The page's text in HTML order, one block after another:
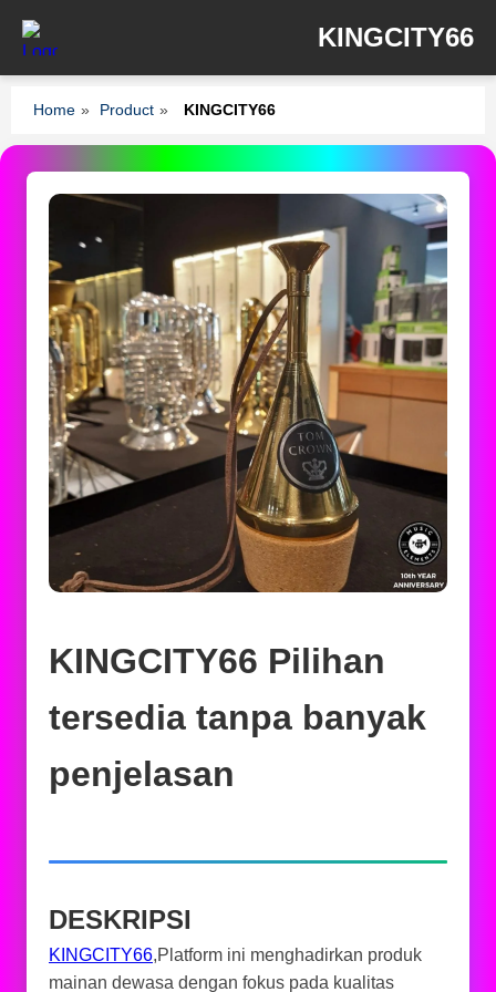
KINGCITY66
Home » Product » KINGCITY66
KINGCITY66 Pilihan
tersedia tanpa banyak
penjelasan
DESKRIPSI
KINGCITY66,Platform ini menghadirkan produk
mainan dewasa dengan fokus pada kualitas